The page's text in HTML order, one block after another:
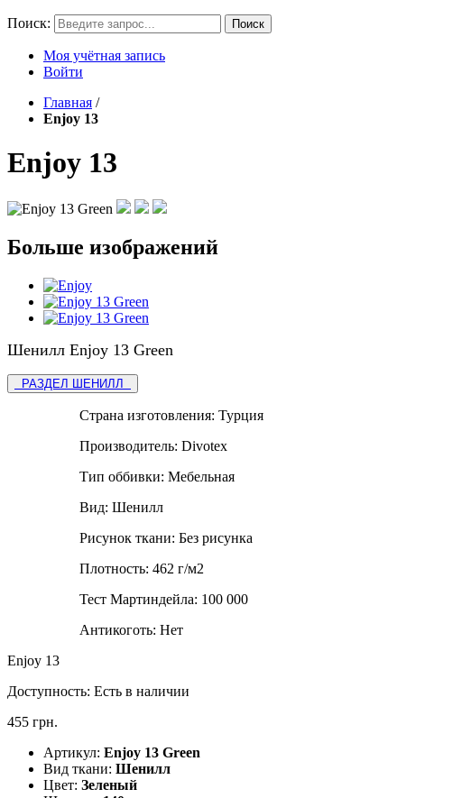
Поиск: Поиск
Моя учётная запись
Войти
Главная /
Enjoy 13
Enjoy 13
Больше изображений
Шенилл Enjoy 13 Green
РАЗДЕЛ ШЕНИЛЛ
Страна изготовления: Турция
Производитель: Divotex
Тип оббивки: Мебельная
Вид: Шенилл
Рисунок ткани: Без рисунка
Плотность: 462 г/м2
Тест Мартиндейла: 100 000
Антикоготь: Нет
Enjoy 13
Доступность: Есть в наличии
455 грн.
Артикул: Enjoy 13 Green
Вид ткани: Шенилл
Цвет: Зеленый